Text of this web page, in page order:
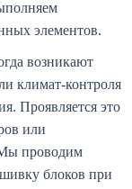
элементов.
возникают
климат-контроля
Проявляется это
или
Мы проводим
блоков при